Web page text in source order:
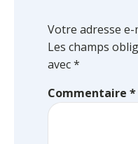
Votre adresse
Les champs
avec*
Commentaire *